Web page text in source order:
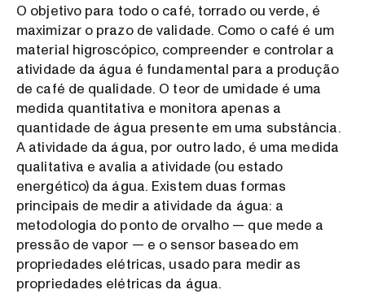
O objetivo para todo o café, torrado ou verde, é
maximizar o prazo de validade. Como o café é um
material higroscópico, compreender e controlar a
atividade da água é fundamental para a produção
de café de qualidade. O teor de umidade é uma
medida quantitativa e monitora apenas a
quantidade de água presente em uma substância.
A atividade da água, por outro lado, é uma medida
qualitativa e avalia a atividade (ou estado
energético) da água. Existem duas formas
principais de medir a atividade da água: a
metodologia do ponto de orvalho — que mede a
pressão de vapor — e o sensor baseado em
propriedades elétricas, usado para medir as
propriedades elétricas da água.